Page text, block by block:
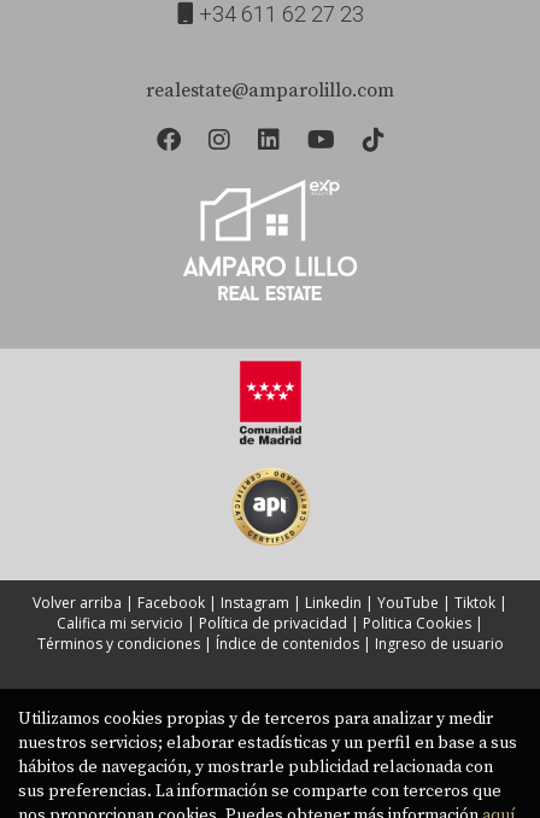
+34 611 62 27 23
realestate@amparolillo.com
Volver arriba | Facebook | Instagram | Linkedin | YouTube | Tiktok |
Califica mi servicio | Política de privacidad | Politica Cookies |
Términos y condiciones| Índice de contenidos| Ingreso de usuario
Utilizamos cookies propias y de terceros para analizar y medir
nuestros servicios; elaborar estadísticas y un perfil en base a sus
hábitos de navegación, y mostrarle publicidad relacionada con
sus preferencias. La información se comparte con terceros que